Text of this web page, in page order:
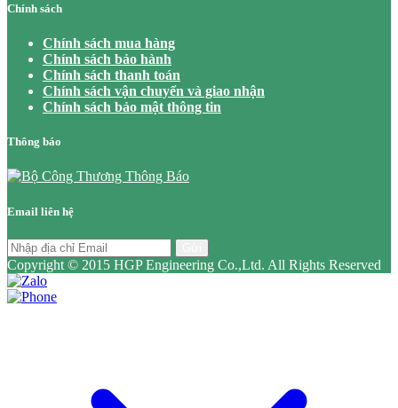
Chính sách
Chính sách mua hàng
Chính sách bảo hành
Chính sách thanh toán
Chính sách vận chuyển và giao nhận
Chính sách bảo mật thông tin
Thông báo
Email liên hệ
Copyright © 2015 HGP Engineering Co.,Ltd. All Rights Reserved